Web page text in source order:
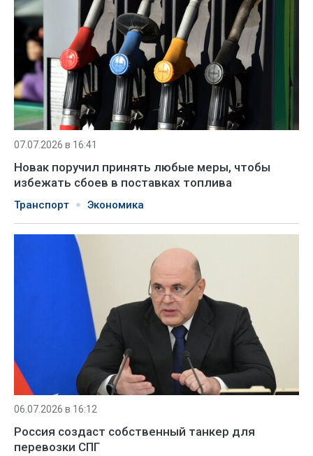
07.07.2026 в 16:41
Новак поручил принять любые меры, чтобы
избежать сбоев в поставках топлива
Транспорт Экономика
06.07.2026 в 16:12
Россия создаст собственный танкер для
перевозки СПГ